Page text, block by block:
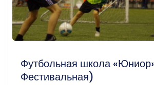
Футбольная школа
Фестивальная)